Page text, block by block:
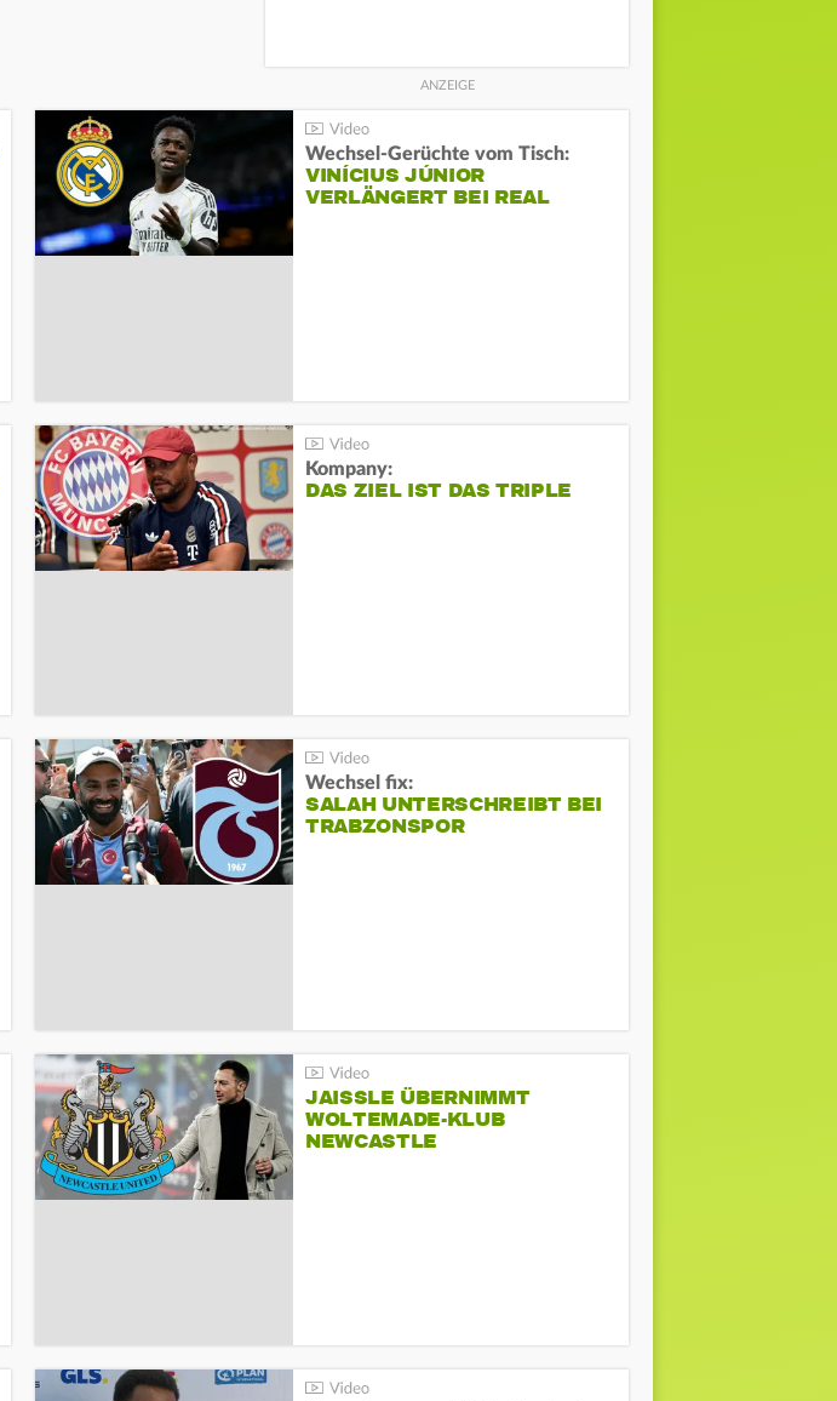
Wechsel-Gerüchte vom Tisch:
VINÍCIUS JÚNIOR
VERLÄNGERT BEI REAL
Kompany:
DAS ZIEL IST DAS TRIPLE
Wechsel fix:
SALAH UNTERSCHREIBT BEI
TRABZONSPOR
JAISSLE ÜBERNIMMT
WOLTEMADE-KLUB
NEWCASTLE